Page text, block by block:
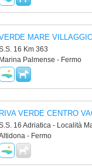
MARE
16 Km 363
Marina Palmense - Fermo
RIVA VERDE CENTRO
16 Adriatica - Località
- Fermo